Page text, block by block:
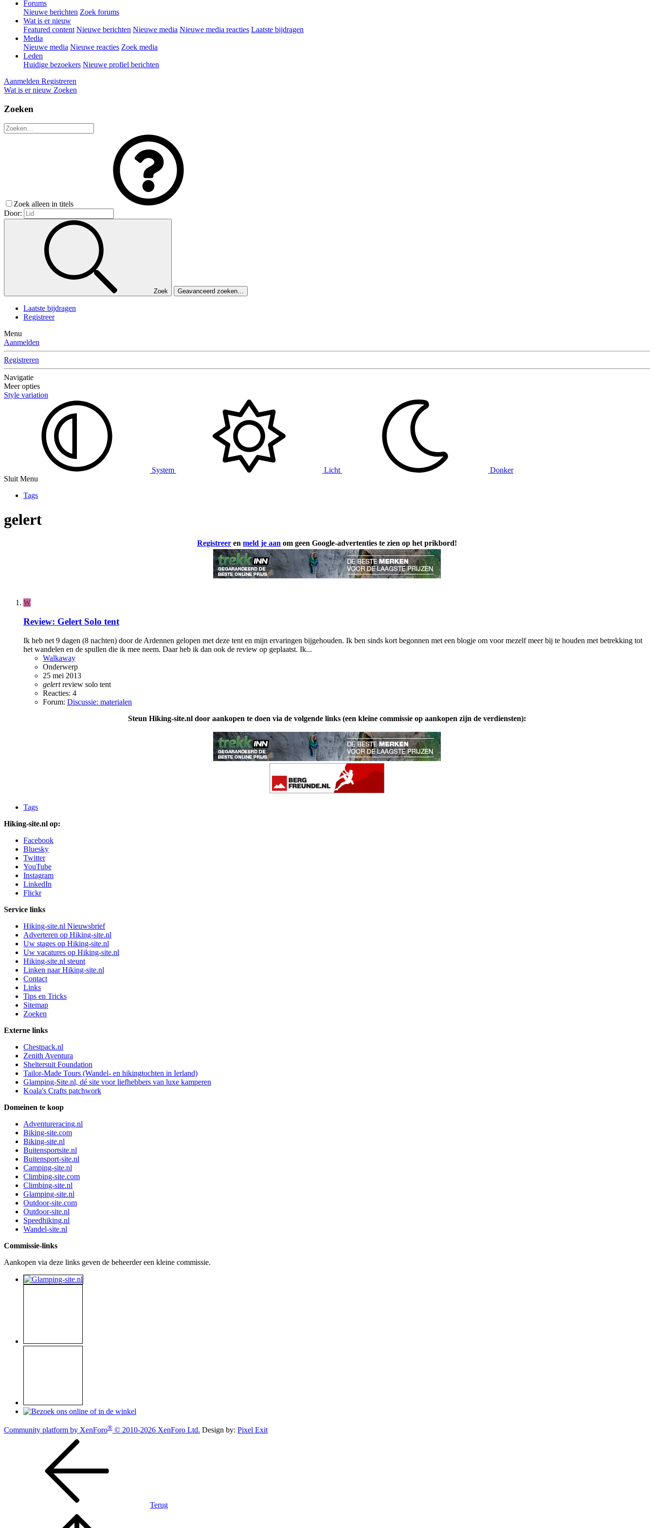
Forums
Nieuwe berichten Zoek forums
Wat is er nieuw
Featured content Nieuwe berichten Nieuwe media Nieuwe media reacties Laatste bijdragen
Media
Nieuwe media Nieuwe reacties Zoek media
Leden
Huidige bezoekers Nieuwe profiel berichten
Aanmelden Registreren
Wat is er nieuw Zoeken
Zoeken
Zoek alleen in titels
Door:
Zoek Geavanceerd zoeken…
Laatste bijdragen
Registreer
Menu
Aanmelden
Registreren
Navigatie
Meer opties
Style variation
System Licht
Donker
Sluit Menu
Tags
gelert
Registreer en meld je aan om geen Google-advertenties te zien op het prikbord!
W
Review: Gelert Solo tent
Ik heb net 9 dagen (8 nachten) door de Ardennen gelopen met deze tent en mijn ervaringen bijgehouden. Ik ben sinds kort begonnen met een blogje om voor mezelf meer bij te houden met betrekking tot
het wandelen en de spullen die ik mee neem. Daar heb ik dan ook de review op geplaatst. Ik...
Walkaway
Onderwerp
25 mei 2013
gelert review solo tent
Reacties: 4
Forum: Discussie: materialen
Steun Hiking-site.nl door aankopen te doen via de volgende links (een kleine commissie op aankopen zijn de verdiensten):
Tags
Hiking-site.nl op:
Facebook
Bluesky
Twitter
YouTube
Instagram
LinkedIn
Flickr
Service links
Hiking-site.nl Nieuwsbrief
Adverteren op Hiking-site.nl
Uw stages op Hiking-site.nl
Uw vacatures op Hiking-site.nl
Hiking-site.nl steunt
Linken naar Hiking-site.nl
Contact
Links
Tips en Tricks
Sitemap
Zoeken
Externe links
Chestpack.nl
Zenith Aventura
Sheltersuit Foundation
Tailor-Made Tours (Wandel- en hikingtochten in Ierland)
Glamping-Site.nl, dé site voor liefhebbers van luxe kamperen
Koala's Crafts patchwork
Domeinen te koop
Adventureracing.nl
Biking-site.com
Biking-site.nl
Buitensportsite.nl
Buitensport-site.nl
Camping-site.nl
Climbing-site.com
Climbing-site.nl
Glamping-site.nl
Outdoor-site.com
Outdoor-site.nl
Speedhiking.nl
Wandel-site.nl
Commissie-links
Aankopen via deze links geven de beheerder een kleine commissie.
Community platform by XenForo® © 2010-2026 XenForo Ltd. Design by: Pixel Exit
Terug